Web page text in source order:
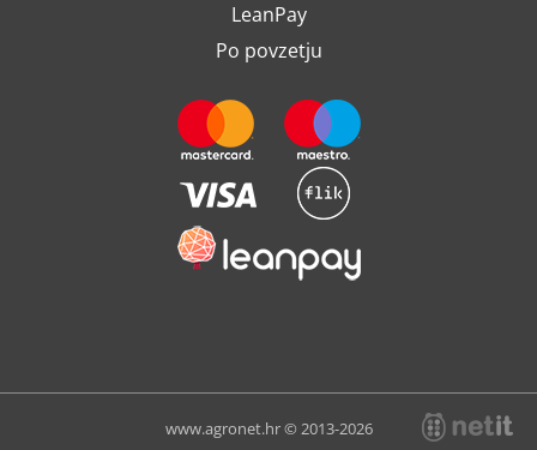
LeanPay
Po povzetju
www.agronet.hr © 2013-2026